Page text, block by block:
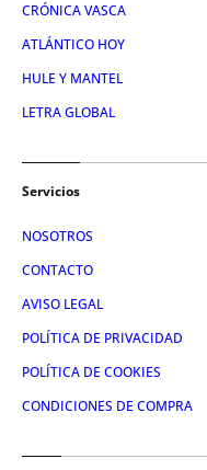
CRÓNICA VASCA
ATLÁNTICO HOY
HULE Y MANTEL
LETRA GLOBAL
Servicios
NOSOTROS
CONTACTO
AVISO LEGAL
POLÍTICA DE PRIVACIDAD
POLÍTICA DE COOKIES
CONDICIONES DE COMPRA